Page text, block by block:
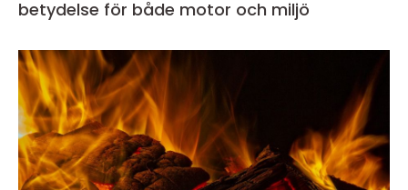
betydelse för både motor och miljö